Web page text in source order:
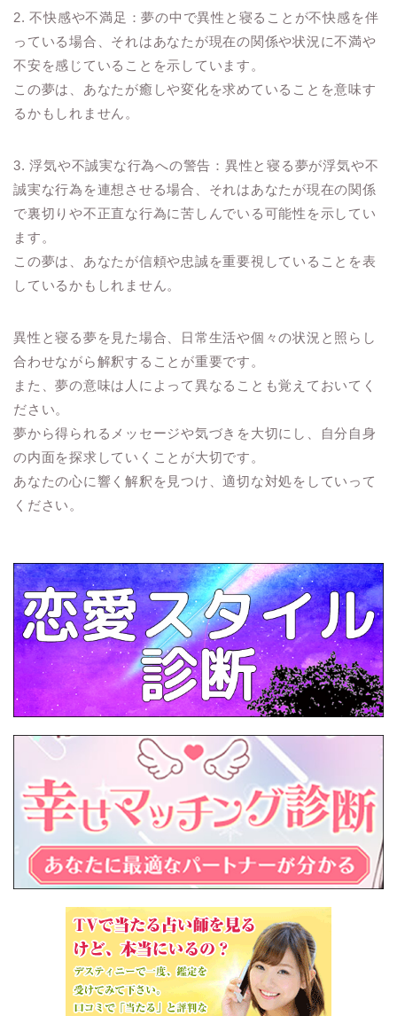
2. 不快感や不満足：夢の中で異性と寝ることが不快感を伴
っている場合、それはあなたが現在の関係や状況に不満や
不安を感じていることを示しています。
この夢は、あなたが癒しや変化を求めていることを意味す
るかもしれません。
3. 浮気や不誠実な行為への警告：異性と寝る夢が浮気や不
誠実な行為を連想させる場合、それはあなたが現在の関係
で裏切りや不正直な行為に苦しんでいる可能性を示してい
ます。
この夢は、あなたが信頼や忠誠を重要視していることを表
しているかもしれません。
異性と寝る夢を見た場合、日常生活や個々の状況と照らし
合わせながら解釈することが重要です。
また、夢の意味は人によって異なることも覚えておいてく
ださい。
夢から得られるメッセージや気づきを大切にし、自分自身
の内面を探求していくことが大切です。
あなたの心に響く解釈を見つけ、適切な対処をしていって
ください。